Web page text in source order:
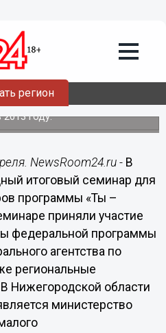
регион
– среди
молодежного
федеральной программы
году.
NewsRoom24.ru - В
итоговый семинар для
программы «Ты –
приняли участие
федеральной программы
агентства по
региональные
Нижегородской области
министерство